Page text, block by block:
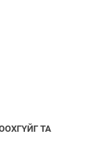
ТА